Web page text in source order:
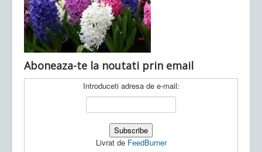
Aboneaza-te la noutati prin email
Introduceti adresa de e-mail:
Livrat de FeedBurner